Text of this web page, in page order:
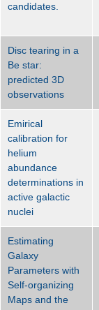
candidates.
Disc tearing in a
Be star:
predicted 3D
observations
Emirical
calibration for
helium
abundance
determinations in
active galactic
nuclei
Estimating
Galaxy
Parameters with
Self-organizing
Maps and the